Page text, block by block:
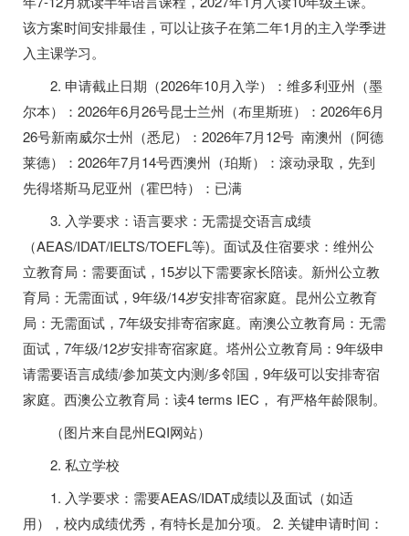
该方案时间安排最佳，可以让孩子在第二年1月的主入学季进
入主课学习。
2. 申请截止日期（2026年10月入学）：维多利亚州（墨
尔本）：2026年6月26号昆士兰州（布里斯班）：2026年6月
26号新南威尔士州（悉尼）：2026年7月12号 南澳州（阿德
莱德）：2026年7月14号西澳州（珀斯）：滚动录取，先到
先得塔斯马尼亚州（霍巴特）：已满
3. 入学要求：语言要求：无需提交语言成绩
（AEAS/IDAT/IELTS/TOEFL等)。面试及住宿要求：维州公
立教育局：需要面试，15岁以下需要家长陪读。新州公立教
育局：无需面试，9年级/14岁安排寄宿家庭。昆州公立教育
局：无需面试，7年级安排寄宿家庭。南澳公立教育局：无需
面试，7年级/12岁安排寄宿家庭。塔州公立教育局：9年级申
请需要语言成绩/参加英文内测/多邻国，9年级可以安排寄宿
家庭。西澳公立教育局：读4 terms IEC， 有严格年龄限制。
（图片来自昆州EQI网站）
2. 私立学校
1. 入学要求：需要AEAS/IDAT成绩以及面试（如适
用），校内成绩优秀，有特长是加分项。 2. 关键申请时间：